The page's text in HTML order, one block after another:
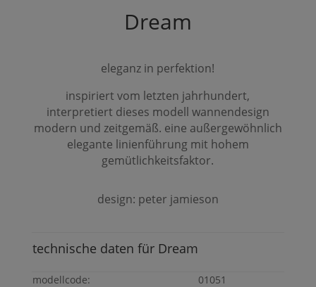
Dream
eleganz in perfektion!
inspiriert vom letzten jahrhundert,
interpretiert dieses modell wannendesign
modern und zeitgemäß. eine außergewöhnlich
elegante linienführung mit hohem
gemütlichkeitsfaktor.
design: peter jamieson
technische daten für Dream
modellcode:
01051